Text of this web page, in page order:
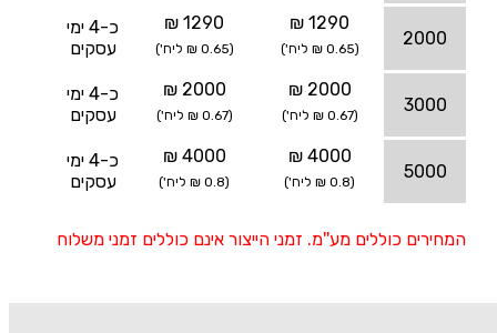
2000
1290 ₪
(0.65 ₪ ליח')
1290 ₪
(0.65 ₪ ליח')
כ-4 ימי
עסקים
3000
2000 ₪
(0.67 ₪ ליח')
2000 ₪
(0.67 ₪ ליח')
כ-4 ימי
עסקים
5000
4000 ₪
(0.8 ₪ ליח')
4000 ₪
(0.8 ₪ ליח')
כ-4 ימי
עסקים
המחירים כוללים מע''מ. זמני הייצור אינם כוללים זמני משלוח